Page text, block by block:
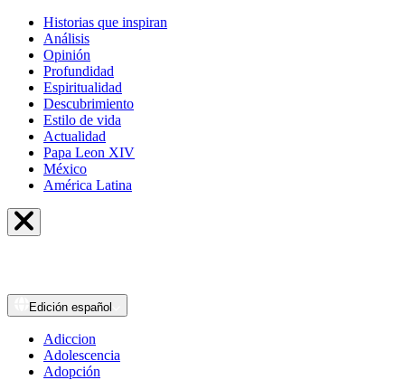
Historias que inspiran
Análisis
Opinión
Profundidad
Espiritualidad
Descubrimiento
Estilo de vida
Actualidad
Papa Leon XIV
México
América Latina
Edición español
Adiccion
Adolescencia
Adopción